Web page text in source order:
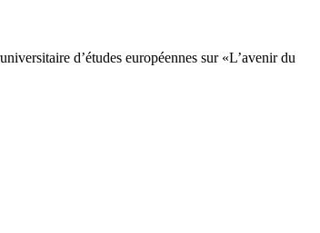
d’études européennes sur «L’avenir du